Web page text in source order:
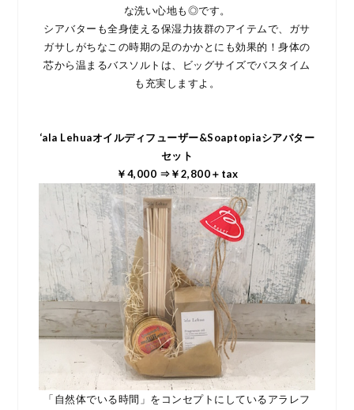
な洗い心地も◎です。
シアバターも全身使える保湿力抜群のアイテムで、ガサ
ガサしがちなこの時期の足のかかとにも効果的！身体の
芯から温まるバスソルトは、ビッグサイズでバスタイム
も充実しますよ。
‘ala Lehuaオイルディフューザー&Soaptopiaシアバター
セット
￥4,000 ⇒￥2,800＋tax
「自然体でいる時間」をコンセプトにしているアラレフ